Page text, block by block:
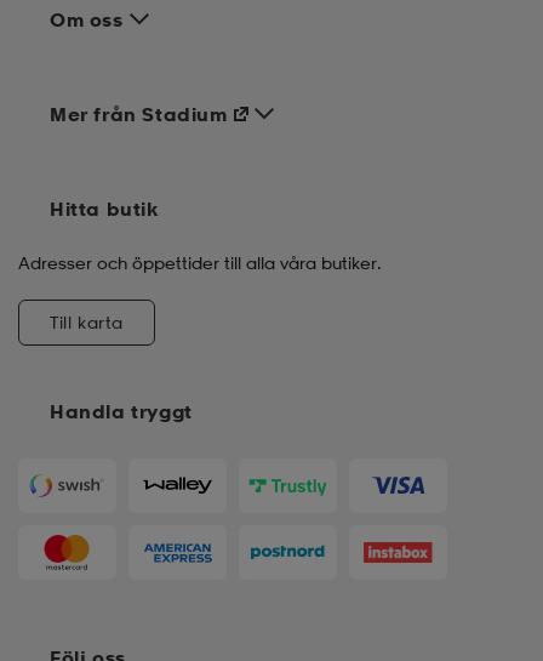
Om oss
Handla tryggt
Mer från Stadium
Hitta butik
Adresser och öppettider till alla våra butiker.
Till karta